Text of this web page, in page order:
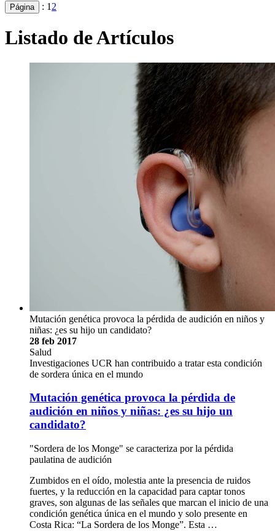
Página : 1 2
Listado de Artículos
Mutación genética provoca la pérdida de audición en niños y
niñas: ¿es su hijo un candidato?
28 feb 2017
Salud
Investigaciones UCR han contribuido a tratar esta condición
de sordera única en el mundo
Mutación genética provoca la pérdida de
audición en niños y niñas: ¿es su hijo un
candidato?
"Sordera de los Monge" se caracteriza por la pérdida
paulatina de audición
Zumbidos en el oído, molestia ante la presencia de ruidos
fuertes, y la reducción en la capacidad para captar tonos
graves, son algunas de las señales que marcan el inicio de una
condición genética única en el mundo y solo presente en
Costa Rica: “La Sordera de los Monge”. Esta …